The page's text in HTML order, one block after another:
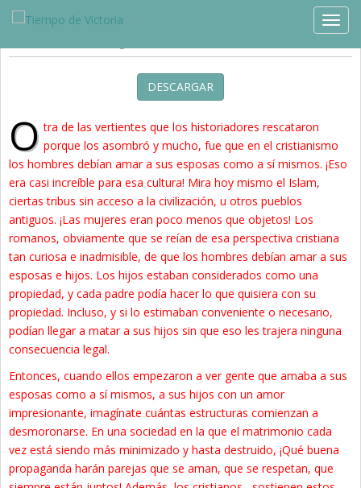
Estudios »
DESCARGAR
O tra de las vertientes que los historiadores rescataron
porque los asombró y mucho, fue que en el cristianismo
los hombres debían amar a sus esposas como a sí mismos. ¡Eso
era casi increíble para esa cultura! Mira hoy mismo el Islam,
ciertas tribus sin acceso a la civilización, u otros pueblos
antiguos. ¡Las mujeres eran poco menos que objetos! Los
romanos, obviamente que se reían de esa perspectiva cristiana
tan curiosa e inadmisible, de que los hombres debían amar a sus
esposas e hijos. Los hijos estaban considerados como una
propiedad, y cada padre podía hacer lo que quisiera con su
propiedad. Incluso, y si lo estimaban conveniente o necesario,
podían llegar a matar a sus hijos sin que eso les trajera ninguna
consecuencia legal.
Entonces, cuando ellos empezaron a ver gente que amaba a sus
esposas como a sí mismos, a sus hijos con un amor
impresionante, imagínate cuántas estructuras comienzan a
desmoronarse. En una sociedad en la que el matrimonio cada
vez está siendo más minimizado y hasta destruido, ¡Qué buena
propaganda harán parejas que se aman, que se respetan, que